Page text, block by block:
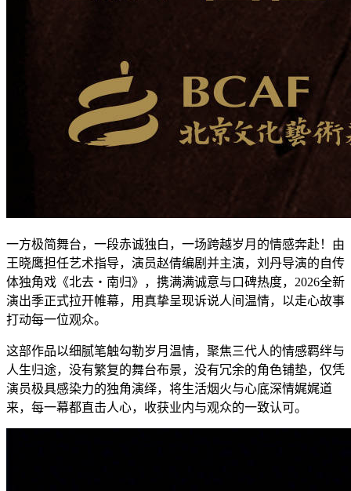
一方极简舞台，一段赤诚独白，一场跨越岁月的情感奔赴！由
王晓鹰担任艺术指导，演员赵倩编剧并主演，刘丹导演的自传
体独角戏《北去・南归》，携满满诚意与口碑热度，2026全新
演出季正式拉开帷幕，用真挚呈现诉说人间温情，以走心故事
打动每一位观众。
这部作品以细腻笔触勾勒岁月温情，聚焦三代人的情感羁绊与
人生归途，没有繁复的舞台布景，没有冗余的角色铺垫，仅凭
演员极具感染力的独角演绎，将生活烟火与心底深情娓娓道
来，每一幕都直击人心，收获业内与观众的一致认可。